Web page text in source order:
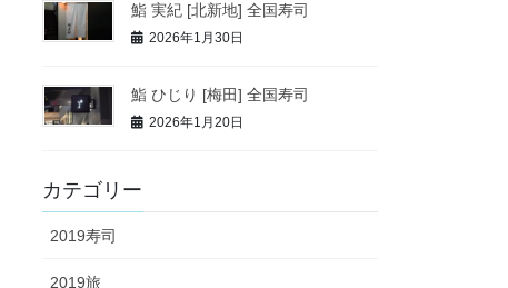
鮨 実紀 [北新地] 全国寿司
2026年1月30日
鮨 ひじり [梅田] 全国寿司
2026年1月20日
カテゴリー
2019寿司
2019旅